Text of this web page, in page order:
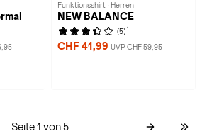
Funktionsshirt · Herren
NEW BALANCE
(5) 1
CHF 41,99 UVP CHF 59,95
Seite 1 von 5